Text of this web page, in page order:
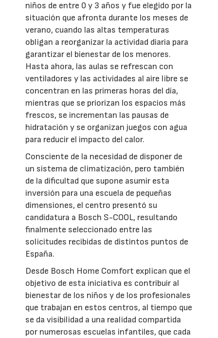
niños de entre 0 y 3 años y fue elegido por la
situación que afronta durante los meses de
verano, cuando las altas temperaturas
obligan a reorganizar la actividad diaria para
garantizar el bienestar de los menores.
Hasta ahora, las aulas se refrescan con
ventiladores y las actividades al aire libre se
concentran en las primeras horas del día,
mientras que se priorizan los espacios más
frescos, se incrementan las pausas de
hidratación y se organizan juegos con agua
para reducir el impacto del calor.
Consciente de la necesidad de disponer de
un sistema de climatización, pero también
de la dificultad que supone asumir esta
inversión para una escuela de pequeñas
dimensiones, el centro presentó su
candidatura a Bosch S-COOL, resultando
finalmente seleccionado entre las
solicitudes recibidas de distintos puntos de
España.
Desde Bosch Home Comfort explican que el
objetivo de esta iniciativa es contribuir al
bienestar de los niños y de los profesionales
que trabajan en estos centros, al tiempo que
se da visibilidad a una realidad compartida
por numerosas escuelas infantiles, que cada